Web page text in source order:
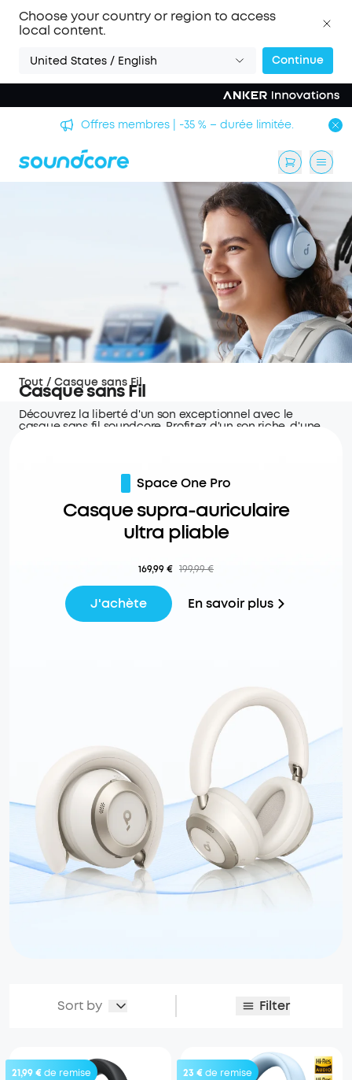
Choose your country or region to access
local content.
United States / English Continue
Offres membres | -35 % – durée limitée.
Casque sans Fil
Découvrez la liberté d'un son exceptionnel avec le
casque sans fil soundcore. Profitez d'un son riche, d'une
Tout / Casque sans Fil
Space One Pro
Casque supra-auriculaire
ultra pliable
169,99 € 199,99 €
J'achète En savoir plus
Sort by Filter
21,99 €de remise 23 €de remise